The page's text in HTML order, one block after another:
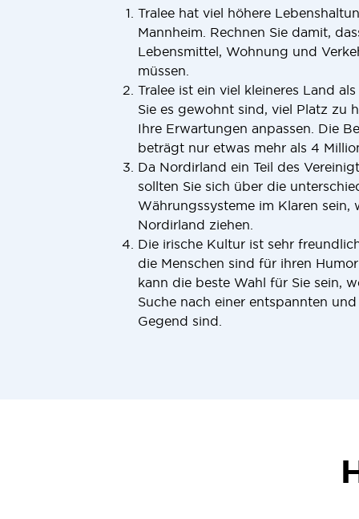
Tralee hat viel höhere
Mannheim. Rechnen Sie damit,
Lebensmittel, Wohnung und
müssen.
Tralee ist ein viel kleineres Land
Sie es gewohnt sind, viel Platz zu
Ihre Erwartungen anpassen. Die
beträgt nur etwas mehr als 4
Da Nordirland ein Teil des
sollten Sie sich über die
Währungssysteme im Klaren sein,
Nordirland ziehen.
Die irische Kultur ist sehr
die Menschen sind für ihren
kann die beste Wahl für Sie sein,
Suche nach einer entspannten
Gegend sind.